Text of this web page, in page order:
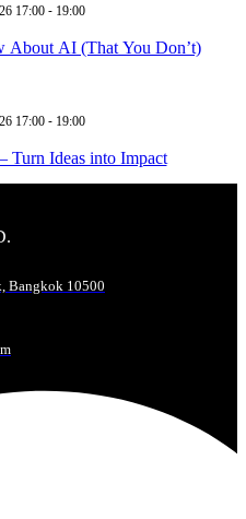
17:00 - 19:00
About AI (That You Don’t)
17:00 - 19:00
Turn Ideas into Impact
Bangkok 10500